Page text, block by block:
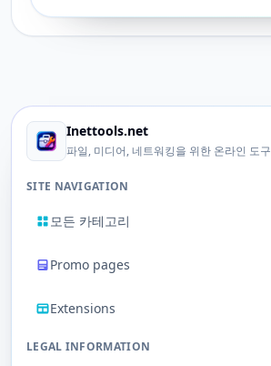
Inettools.net
파일, 미디어, 네트워킹을 위한 온라인 도구
SITE NAVIGATION
모든 카테고리
Promo pages
Extensions
LEGAL INFORMATION